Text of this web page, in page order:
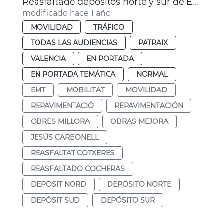
modificado hace 1 año
MOVILIDAD
TRÁFICO
TODAS LAS AUDIENCIAS
PATRAIX
VALENCIA
EN PORTADA
EN PORTADA TEMÁTICA
NORMAL
EMT
MOBILITAT
MOVILIDAD
REPAVIMENTACIÓ
REPAVIMENTACIÓN
OBRES MILLORA
OBRAS MEJORA
JESÚS CARBONELL
REASFALTAT COTXERES
REASFALTADO COCHERAS
DEPÒSIT NORD
DEPÓSITO NORTE
DEPÒSIT SUD
DEPÓSITO SUR